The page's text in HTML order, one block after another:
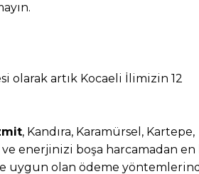
olarak artık Kocaeli İlimizin 12
, Kandıra, Karamürsel, Kartepe,
enerjinizi boşa harcamadan en
uygun olan ödeme